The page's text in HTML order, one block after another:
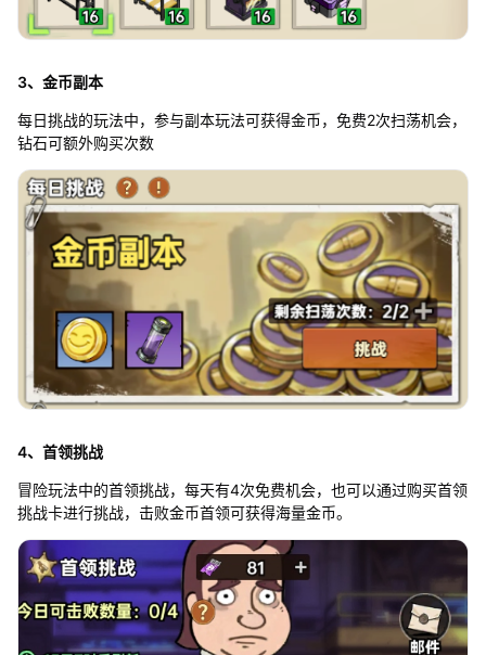
3、金币副本
每日挑战的玩法中，参与副本玩法可获得金币，免费2次扫荡机会，
钻石可额外购买次数
4、首领挑战
冒险玩法中的首领挑战，每天有4次免费机会，也可以通过购买首领
挑战卡进行挑战，击败金币首领可获得海量金币。